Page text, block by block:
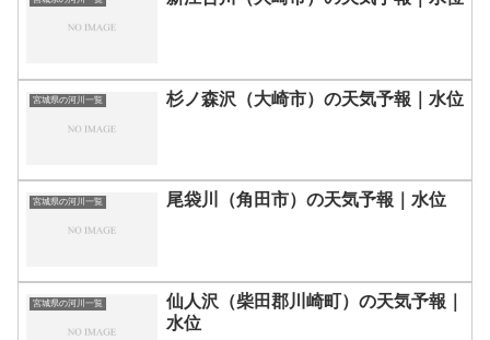
宮城県の河川一覧 杉ノ森沢（大崎市）の天気予報｜水位
宮城県の河川一覧 尾袋川（角田市）の天気予報｜水位
宮城県の河川一覧
仙人沢（柴田郡川崎町）の天気予報｜
水位